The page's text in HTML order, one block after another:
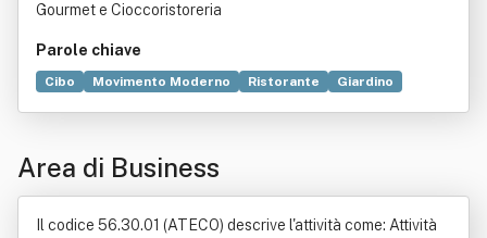
Gourmet e Cioccoristoreria
Parole chiave
Cibo Movimento Moderno Ristorante
Giardino
Dessert
Commercio elettronico
Area di Business
Il codice 56.30.01 (ATECO) descrive l'attività come: Attività